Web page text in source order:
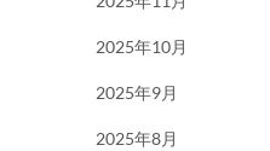
2025年10月
2025年9月
2025年8月